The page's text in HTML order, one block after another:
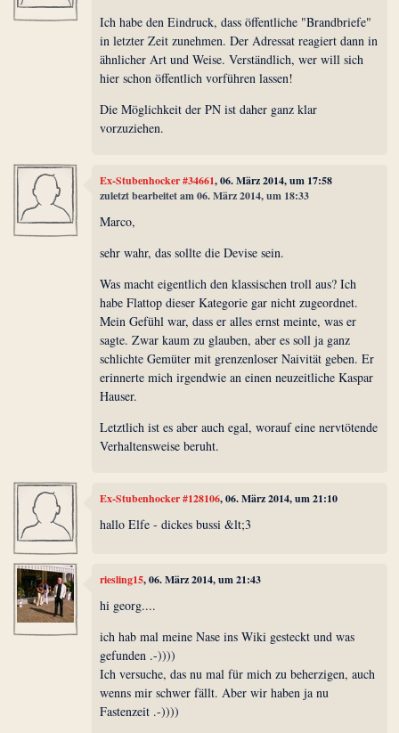
Ich habe den Eindruck, dass öffentliche "Brandbriefe"
in letzter Zeit zunehmen. Der Adressat reagiert dann in
ähnlicher Art und Weise. Verständlich, wer will sich
hier schon öffentlich vorführen lassen!
Die Möglichkeit der PN ist daher ganz klar
vorzuziehen.
Ex-Stubenhocker #34661, 06. März 2014, um 17:58
zuletzt bearbeitet am 06. März 2014, um 18:33
Marco,
sehr wahr, das sollte die Devise sein.
Was macht eigentlich den klassischen troll aus? Ich
habe Flattop dieser Kategorie gar nicht zugeordnet.
Mein Gefühl war, dass er alles ernst meinte, was er
sagte. Zwar kaum zu glauben, aber es soll ja ganz
schlichte Gemüter mit grenzenloser Naivität geben. Er
erinnerte mich irgendwie an einen neuzeitliche Kaspar
Hauser.
Letztlich ist es aber auch egal, worauf eine nervtötende
Verhaltensweise beruht.
Ex-Stubenhocker #128106, 06. März 2014, um 21:10
hallo Elfe - dickes bussi &lt;3
riesling15, 06. März 2014, um 21:43
hi georg....
ich hab mal meine Nase ins Wiki gesteckt und was
gefunden .-))))
Ich versuche, das nu mal für mich zu beherzigen, auch
wenns mir schwer fällt. Aber wir haben ja nu
Fastenzeit .-))))